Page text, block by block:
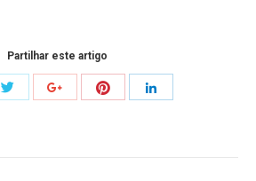
Partilhar este artigo
Share